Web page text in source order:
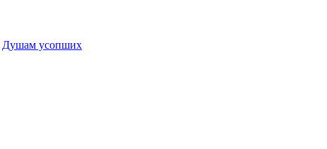
Душам усопших